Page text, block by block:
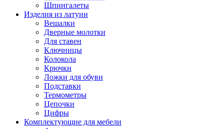
Шпингалеты
Изделия из латуни
Вешалки
Дверные молотки
Для ставен
Ключницы
Колокола
Крючки
Ложки для обуви
Подставки
Термометры
Цепочки
Цифры
Комплектующие для мебели